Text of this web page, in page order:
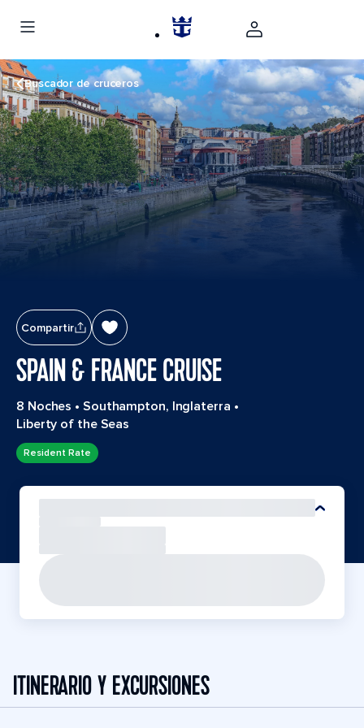
Buscador de cruceros
Compartir
SPAIN & FRANCE CRUISE
8 Noches • Southampton, Inglaterra •
Liberty of the Seas
Resident Rate
ITINERARIO Y EXCURSIONES